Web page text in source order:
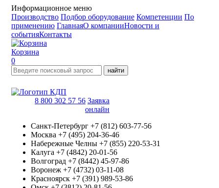
Информационное меню
Производство Подбор оборудование Компетенции По
применению ГлавнаяО компанииНовости и
событияКонтакты
Корзина
0
найти
8 800 302 57 56 Заявка
онлайн
Санкт-Петербург +7 (812) 603-77-56
Москва +7 (495) 204-36-46
Набережные Челны +7 (855) 220-53-31
Калуга +7 (4842) 20-01-56
Волгоград +7 (8442) 45-97-86
Воронеж +7 (4732) 03-11-08
Красноярск +7 (391) 989-53-86